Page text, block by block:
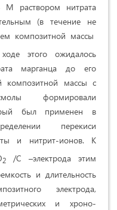
М раствором нитрата
(в течение не
композитной массы
этого ожидалось
марганца до его
композитной массы с
формировали
был применен в
перекиси
и нитрит-ионов. К
2
/C –электрода этим
и длительность
электрода,
и хроно-